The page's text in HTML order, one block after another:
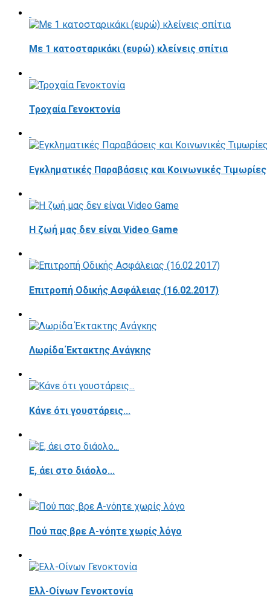
Με 1 κατοσταρικάκι (ευρώ) κλείνεις σπίτια
Τροχαία Γενοκτονία
Εγκληματικές Παραβάσεις και Κοινωνικές Τιμωρίες
Η ζωή μας δεν είναι Video Game
Επιτροπή Οδικής Ασφάλειας (16.02.2017)
Λωρίδα Έκτακτης Ανάγκης
Κάνε ότι γουστάρεις...
E, άει στο διάολο...
Πού πας βρε Α-νόητε χωρίς λόγο
Ελλ-Οίνων Γενοκτονία